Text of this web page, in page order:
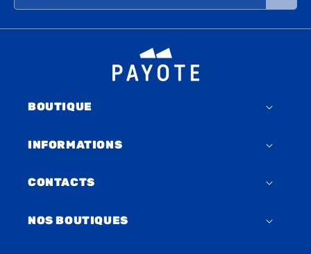
BOUTIQUE
INFORMATIONS
CONTACTS
NOS BOUTIQUES